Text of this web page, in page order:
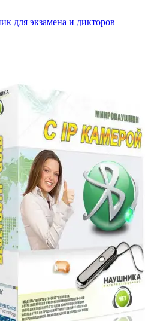
для экзамена и дикторов